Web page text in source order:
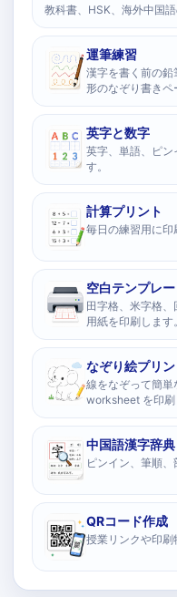
教科書、HSK、海外中国語
運筆練習
漢字を書く前の
形のなぞり書きペ
英字と数字
英字、単語、ピン
す。
計算プリント
毎日の練習用に印
空白テンプレー
田字格、米字格
用紙を印刷します。
なぞり絵プリン
線をなぞって簡
worksheet を印刷
中国語漢字辞典
ピンイン、筆順、
QRコード作成
授業リンクや印刷